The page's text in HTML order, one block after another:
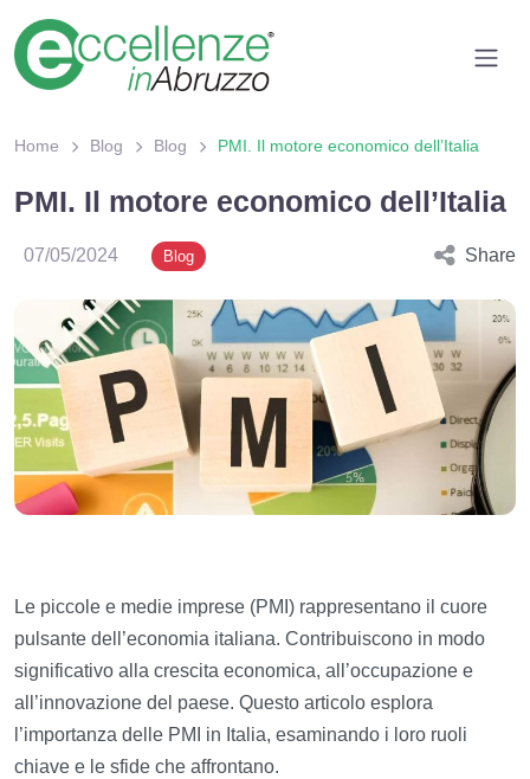
Home Blog Blog PMI. Il motore economico dell’Italia
PMI. Il motore economico dell’Italia
07/05/2024 Blog Share
Le piccole e medie imprese (PMI) rappresentano il cuore
pulsante dell’economia italiana. Contribuiscono in modo
significativo alla crescita economica, all’occupazione e
all’innovazione del paese. Questo articolo esplora
l’importanza delle PMI in Italia, esaminando i loro ruoli
chiave e le sfide che affrontano.